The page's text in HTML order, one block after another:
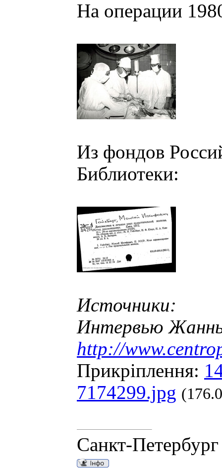
На операции
Из фондов
Библиотеки:
Источники:
Интервью
http://
Прикріплення:
7174299.jpg
Санкт-Петербург